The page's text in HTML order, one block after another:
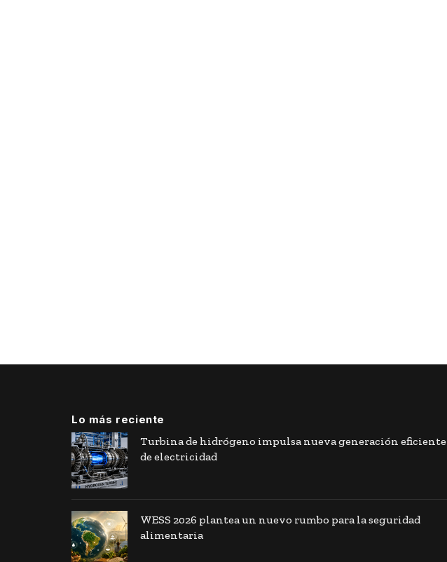
Lo más reciente
Turbina de hidrógeno impulsa nueva generación eficiente
de electricidad
WESS 2026 plantea un nuevo rumbo para la seguridad
alimentaria